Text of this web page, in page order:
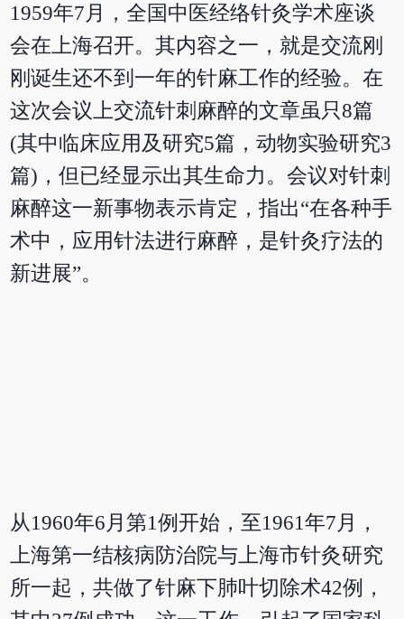
1959年7月，全国中医经络针灸学术座谈
会在上海召开。其内容之一，就是交流刚
刚诞生还不到一年的针麻工作的经验。在
这次会议上交流针刺麻醉的文章虽只8篇
(其中临床应用及研究5篇，动物实验研究3
篇)，但已经显示出其生命力。会议对针刺
麻醉这一新事物表示肯定，指出“在各种手
术中，应用针法进行麻醉，是针灸疗法的
新进展”。
从1960年6月第1例开始，至1961年7月，
上海第一结核病防治院与上海市针灸研究
所一起，共做了针麻下肺叶切除术42例，